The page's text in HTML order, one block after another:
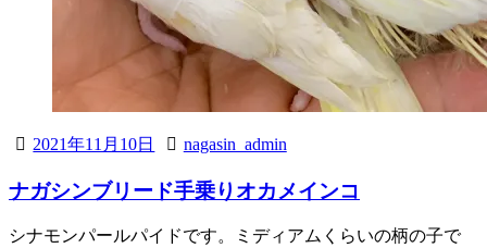
2021年11月10日 nagasin_admin
ナガシンブリード手乗りオカメインコ
シナモンパールパイドです。ミディアムくらいの柄の子で